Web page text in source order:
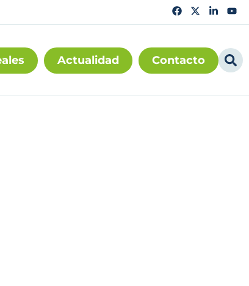
Actualidad Contacto